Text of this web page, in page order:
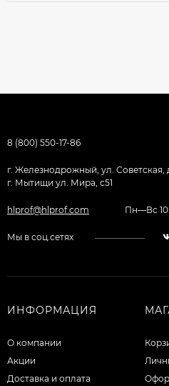
8 (800) 550-17-86
г. Железнодрожный, ул. Советская,
г. Мытищи ул. Мира, с51
hlprof@hlprof.com Пн—Вс
Мы в соц.сетях
ИНФОРМАЦИЯ
О компании
Акции
Доставка и оплата